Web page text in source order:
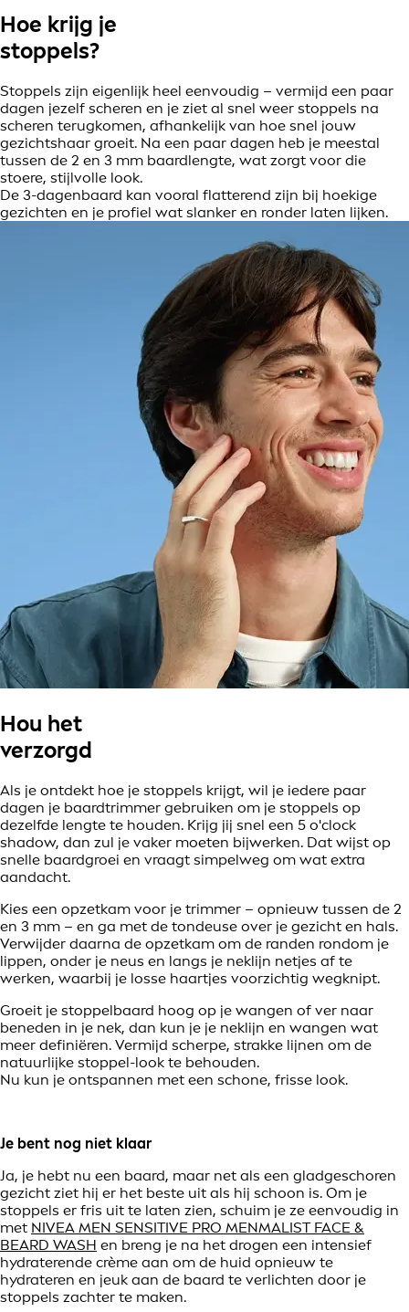
Hoe krijg je
stoppels?
Stoppels zijn eigenlijk heel eenvoudig – vermijd een paar
dagen jezelf scheren en je ziet al snel weer stoppels na
scheren terugkomen, afhankelijk van hoe snel jouw
gezichtshaar groeit. Na een paar dagen heb je meestal
tussen de 2 en 3 mm baardlengte, wat zorgt voor die
stoere, stijlvolle look.
De 3-dagenbaard kan vooral flatterend zijn bij hoekige
gezichten en je profiel wat slanker en ronder laten lijken.
Hou het
verzorgd
Als je ontdekt hoe je stoppels krijgt, wil je iedere paar
dagen je baardtrimmer gebruiken om je stoppels op
dezelfde lengte te houden. Krijg jij snel een 5 o'clock
shadow, dan zul je vaker moeten bijwerken. Dat wijst op
snelle baardgroei en vraagt simpelweg om wat extra
aandacht.
Kies een opzetkam voor je trimmer – opnieuw tussen de 2
en 3 mm – en ga met de tondeuse over je gezicht en hals.
Verwijder daarna de opzetkam om de randen rondom je
lippen, onder je neus en langs je neklijn netjes af te
werken, waarbij je losse haartjes voorzichtig wegknipt.
Groeit je stoppelbaard hoog op je wangen of ver naar
beneden in je nek, dan kun je je neklijn en wangen wat
meer definiëren. Vermijd scherpe, strakke lijnen om de
natuurlijke stoppel-look te behouden.
Nu kun je ontspannen met een schone, frisse look.
Je bent nog niet klaar
Ja, je hebt nu een baard, maar net als een gladgeschoren
gezicht ziet hij er het beste uit als hij schoon is. Om je
stoppels er fris uit te laten zien, schuim je ze eenvoudig in
met NIVEA MEN SENSITIVE PRO MENMALIST FACE &
BEARD WASH en breng je na het drogen een intensief
hydraterende crème aan om de huid opnieuw te
hydrateren en jeuk aan de baard te verlichten door je
stoppels zachter te maken.